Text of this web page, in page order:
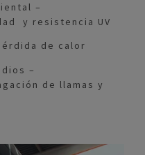
–
y resistencia UV
de calor
–
de llamas y